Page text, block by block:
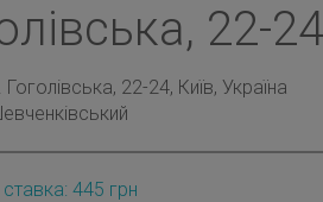
22-24
Гоголівська, 22-24, Київ, Україна
445 грн